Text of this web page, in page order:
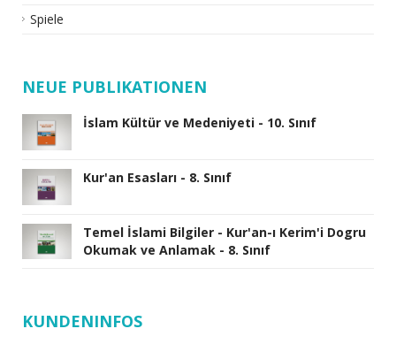
Spiele
NEUE PUBLIKATIONEN
İslam Kültür ve Medeniyeti - 10. Sınıf
Kur'an Esasları - 8. Sınıf
Temel İslami Bilgiler - Kur'an-ı Kerim'i Dogru
Okumak ve Anlamak - 8. Sınıf
KUNDENINFOS